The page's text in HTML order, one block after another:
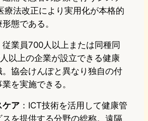
療法改正により実用化が本格的
態である。
従業員700人以上または同種同
以上の企業が設立できる健康
協会けんぽと異なり独自の付
を実施できる。
ケア ：ICT技術を活用して健康管
を提供する分野の総称。遠隔